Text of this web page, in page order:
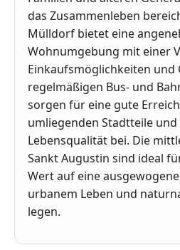
das Zusammenleben
Mülldorf bietet eine
Wohnumgebung mit einer
Einkaufsmöglichkeiten und
regelmäßigen Bus- und
sorgen für eine gute
umliegenden Stadtteile
Lebensqualität bei. Die
Sankt Augustin sind ideal
Wert auf eine
urbanem Leben und
legen.